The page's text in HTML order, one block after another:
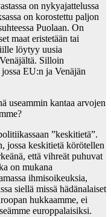
on nykyajattelussa
on korostettu paljon
Puolaan. On
maat eristetään tai
löytyy uusia
Silloin
EU:n ja Venäjän
useammin kantaa arvojen
”keskitietä”.
jossa keskitietä körötellen
että vihreät puhuvat
on mukana
ihmisoikeuksia,
siellä missä hädänalaiset
hukkaamme, ei
europpalaisiksi.